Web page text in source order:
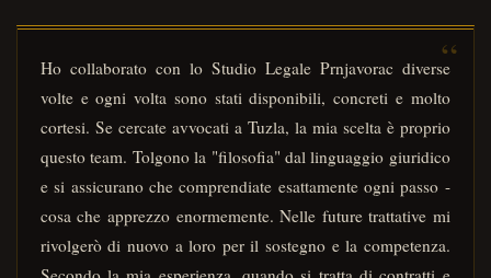
Ho collaborato con lo Studio Legale Prnjavorac diverse
volte e ogni volta sono stati disponibili, concreti e molto
cortesi. Se cercate avvocati a Tuzla, la mia scelta è proprio
questo team. Tolgono la "filosofia" dal linguaggio giuridico
e si assicurano che comprendiate esattamente ogni passo -
cosa che apprezzo enormemente. Nelle future trattative mi
rivolgerò di nuovo a loro per il sostegno e la competenza.